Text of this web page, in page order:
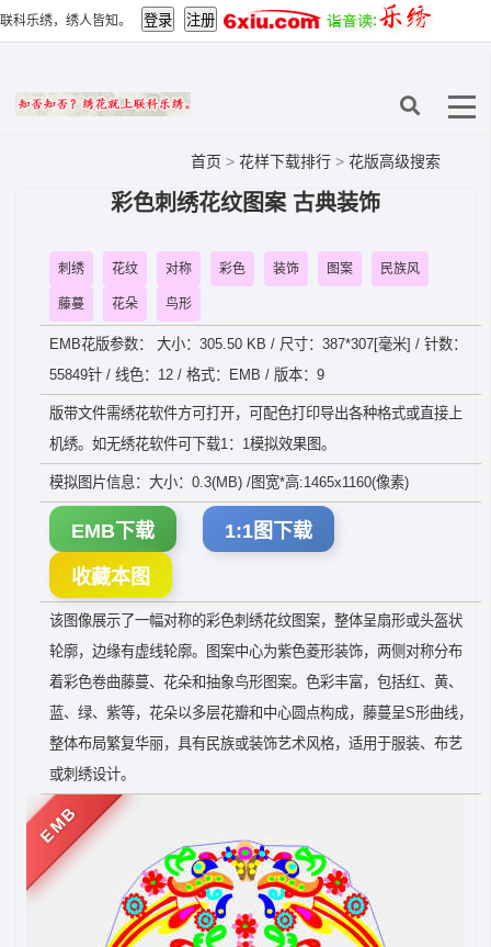
联科乐绣，绣人皆知。
首页 > 花样下载排行 > 花版高级搜索
彩色刺绣花纹图案 古典装饰
刺绣 花纹 对称 彩色 装饰 图案 民族风
藤蔓 花朵 鸟形
EMB花版参数： 大小：305.50 KB / 尺寸：387*307[毫米] / 针数：
55849针 / 线色：12 / 格式：EMB / 版本：9
版带文件需绣花软件方可打开，可配色打印导出各种格式或直接上
机绣。如无绣花软件可下载1：1模拟效果图。
模拟图片信息：大小：0.3(MB) /图宽*高:1465x1160(像素)
EMB下载 1:1图下载
收藏本图
该图像展示了一幅对称的彩色刺绣花纹图案，整体呈扇形或头盔状
轮廓，边缘有虚线轮廓。图案中心为紫色菱形装饰，两侧对称分布
着彩色卷曲藤蔓、花朵和抽象鸟形图案。色彩丰富，包括红、黄、
蓝、绿、紫等，花朵以多层花瓣和中心圆点构成，藤蔓呈S形曲线，
整体布局繁复华丽，具有民族或装饰艺术风格，适用于服装、布艺
或刺绣设计。
EMB